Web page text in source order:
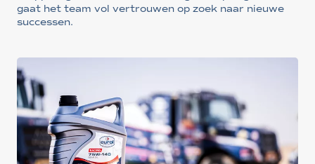
gaat het team vol vertrouwen op zoek naar nieuwe
successen.